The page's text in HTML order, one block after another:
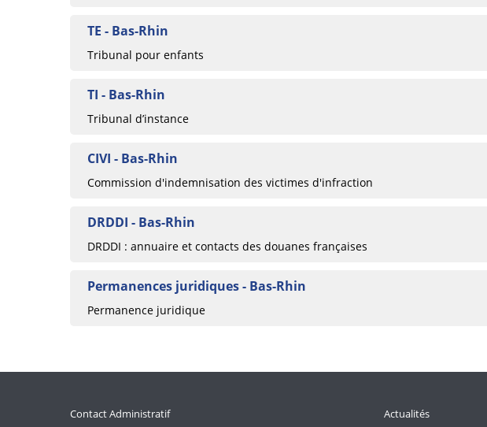
TE - Bas-Rhin
Tribunal pour enfants
TI - Bas-Rhin
Tribunal d’instance
CIVI - Bas-Rhin
Commission d'indemnisation des victimes d'infraction
DRDDI - Bas-Rhin
DRDDI : annuaire et contacts des douanes françaises
Permanences juridiques - Bas-Rhin
Permanence juridique
Contact Administratif Actualités